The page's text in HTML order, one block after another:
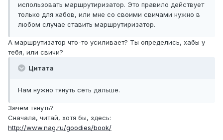
использовать маршрутиризатор. Это правило действует
только для хабов, или мне со своими свичами нужно в
любом случае ставить маршрутиризатор.
А маршрутизатор что-то усиливает? Ты определись, хабы у
тебя, или свичи?
Цитата
Нам нужно тянуть сеть дальше.
Зачем тянуть?
Сначала, читай, хотя бы, здесь:
http://www.nag.ru/goodies/book/